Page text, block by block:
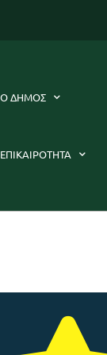
Ο ΔΗΜΟΣ
ΕΠΙΚΑΙΡΟΤΗΤΑ